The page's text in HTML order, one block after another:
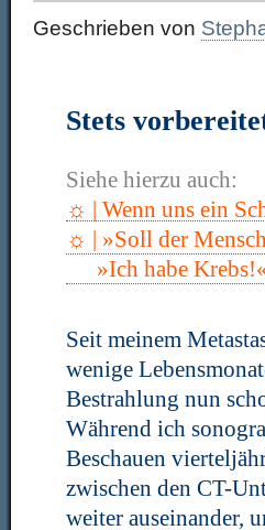
Geschrieben von
Stets
Siehe hierzu auch:
☼ | Wenn uns ein
☼ | »Soll der
»Ich habe
Seit meinem
wenige
Bestrahlung nun
Während ich
Beschauen
zwischen den CT-
weiter auseinander,